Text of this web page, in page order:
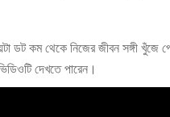
ডট কম থেকে নিজের জীবন সঙ্গী
দেখতে পারেন।